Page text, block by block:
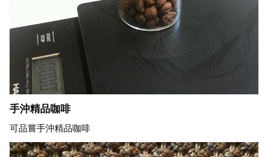
手沖精品咖啡
可品嘗手沖精品咖啡